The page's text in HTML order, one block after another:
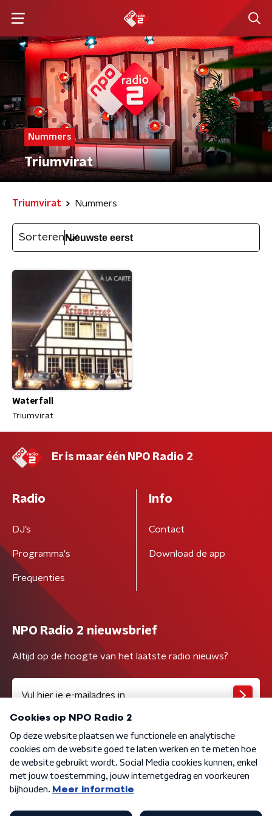
Nummers
Triumvirat
Triumvirat Nummers
Sorteren
Waterfall
Triumvirat
Er is maar één NPO Radio 2
Radio
DJ’s
Programma's
Frequenties
Info
Contact
Download de app
NPO Radio 2 nieuwsbrief
Altijd op de hoogte van het laatste radio nieuws?
Algemene voorwaarden